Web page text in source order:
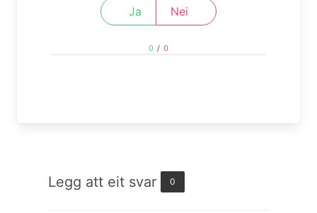
Ja Nei
0 / 0
Legg att eit svar 0